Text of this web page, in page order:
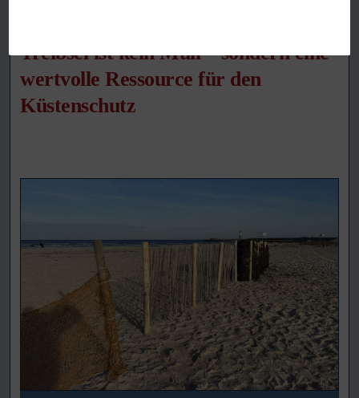
Treibsel ist kein Müll – sondern eine
wertvolle Ressource für den
Küstenschutz